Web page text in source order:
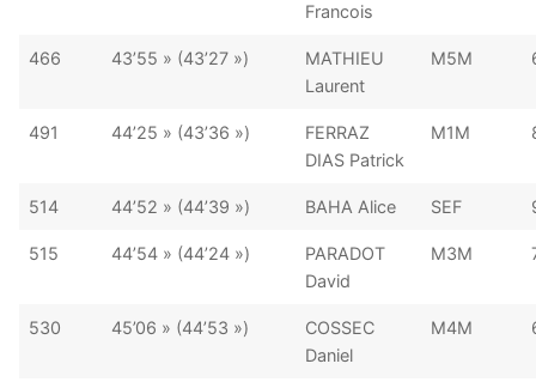
Francois
466 43’55 » (43’27 »)
MATHIEU
Laurent
M5M
491 44’25 » (43’36 »)
FERRAZ
DIAS Patrick
M1M
514 44’52 » (44’39 ») BAHA Alice SEF
515 44’54 » (44’24 »)
PARADOT
David
M3M
530 45’06 » (44’53 »)
COSSEC
Daniel
M4M